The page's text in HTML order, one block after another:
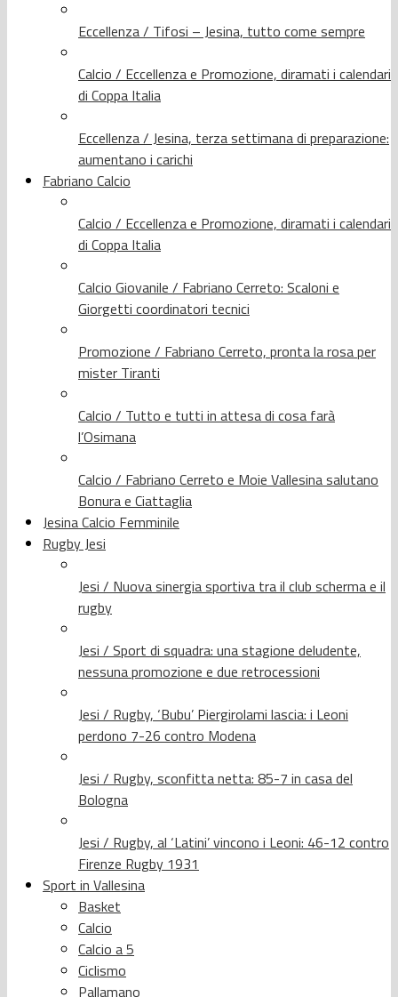
Eccellenza / Tifosi – Jesina, tutto come sempre
Calcio / Eccellenza e Promozione, diramati i calendari
di Coppa Italia
Eccellenza / Jesina, terza settimana di preparazione:
aumentano i carichi
Fabriano Calcio
Calcio / Eccellenza e Promozione, diramati i calendari
di Coppa Italia
Calcio Giovanile / Fabriano Cerreto: Scaloni e
Giorgetti coordinatori tecnici
Promozione / Fabriano Cerreto, pronta la rosa per
mister Tiranti
Calcio / Tutto e tutti in attesa di cosa farà
l’Osimana
Calcio / Fabriano Cerreto e Moie Vallesina salutano
Bonura e Ciattaglia
Jesina Calcio Femminile
Rugby Jesi
Jesi / Nuova sinergia sportiva tra il club scherma e il
rugby
Jesi / Sport di squadra: una stagione deludente,
nessuna promozione e due retrocessioni
Jesi / Rugby, ‘Bubu’ Piergirolami lascia: i Leoni
perdono 7-26 contro Modena
Jesi / Rugby, sconfitta netta: 85-7 in casa del
Bologna
Jesi / Rugby, al ‘Latini’ vincono i Leoni: 46-12 contro
Firenze Rugby 1931
Sport in Vallesina
Basket
Calcio
Calcio a 5
Ciclismo
Pallamano